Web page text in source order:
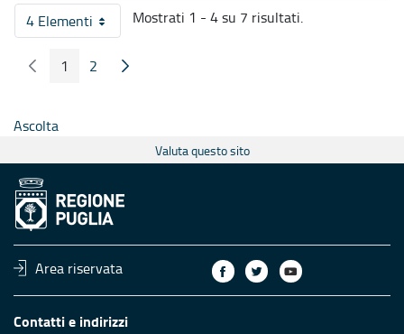
4 ElementiPer pagina
Mostrati 1 - 4 su 7 risultati.
Pagina Precedente
Pagina
1 Pagina
2 Pagina Seguente
Ascolta
Valuta questo sito
Area riservata
Contatti e indirizzi